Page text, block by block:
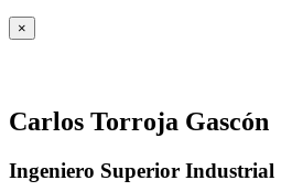
×
Carlos Torroja Gascón
Ingeniero Superior Industrial